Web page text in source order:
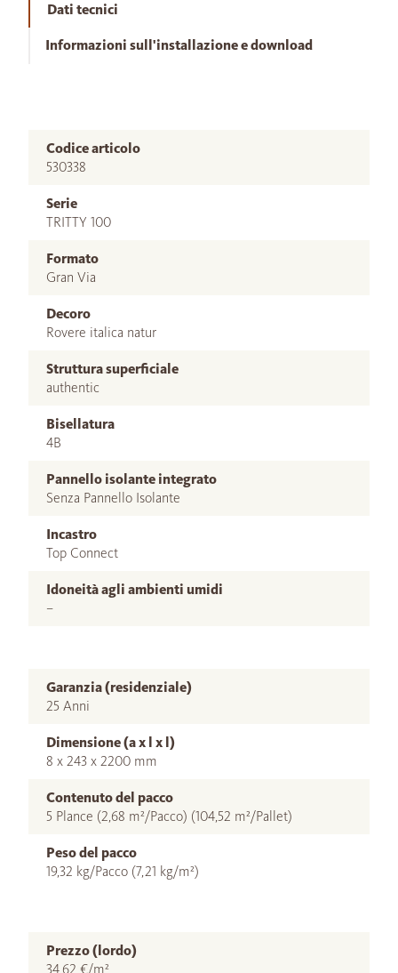
Dati tecnici
Informazioni sull'installazione e download
Codice articolo
530338
Serie
TRITTY 100
Formato
Gran Via
Decoro
Rovere italica natur
Struttura superficiale
authentic
Bisellatura
4B
Pannello isolante integrato
Senza Pannello Isolante
Incastro
Top Connect
Idoneità agli ambienti umidi
–
Garanzia (residenziale)
25 Anni
Dimensione (a x l x l)
8 x 243 x 2200 mm
Contenuto del pacco
5 Plance (2,68 m²/Pacco) (104,52 m²/Pallet)
Peso del pacco
19,32 kg/Pacco (7,21 kg/m²)
Prezzo (lordo)
34,62 €/m²